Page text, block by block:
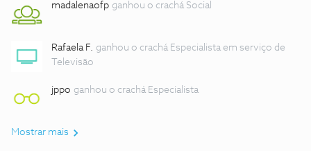
madalenaofp ganhou o crachá Social
Rafaela F. ganhou o crachá Especialista em serviço de
Televisão
jppo ganhou o crachá Especialista
Mostrar mais